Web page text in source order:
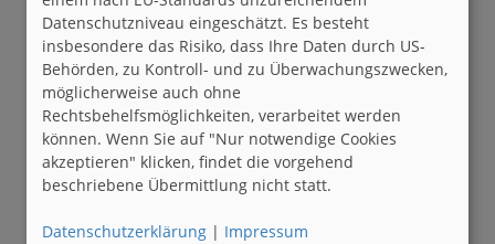
Datenschutzniveau eingeschätzt. Es besteht
insbesondere das Risiko, dass Ihre Daten durch US-
Behörden, zu Kontroll- und zu Überwachungszwecken,
möglicherweise auch ohne
Rechtsbehelfsmöglichkeiten, verarbeitet werden
können. Wenn Sie auf "Nur notwendige Cookies
akzeptieren" klicken, findet die vorgehend
beschriebene Übermittlung nicht statt.
Datenschutzerklärung | Impressum